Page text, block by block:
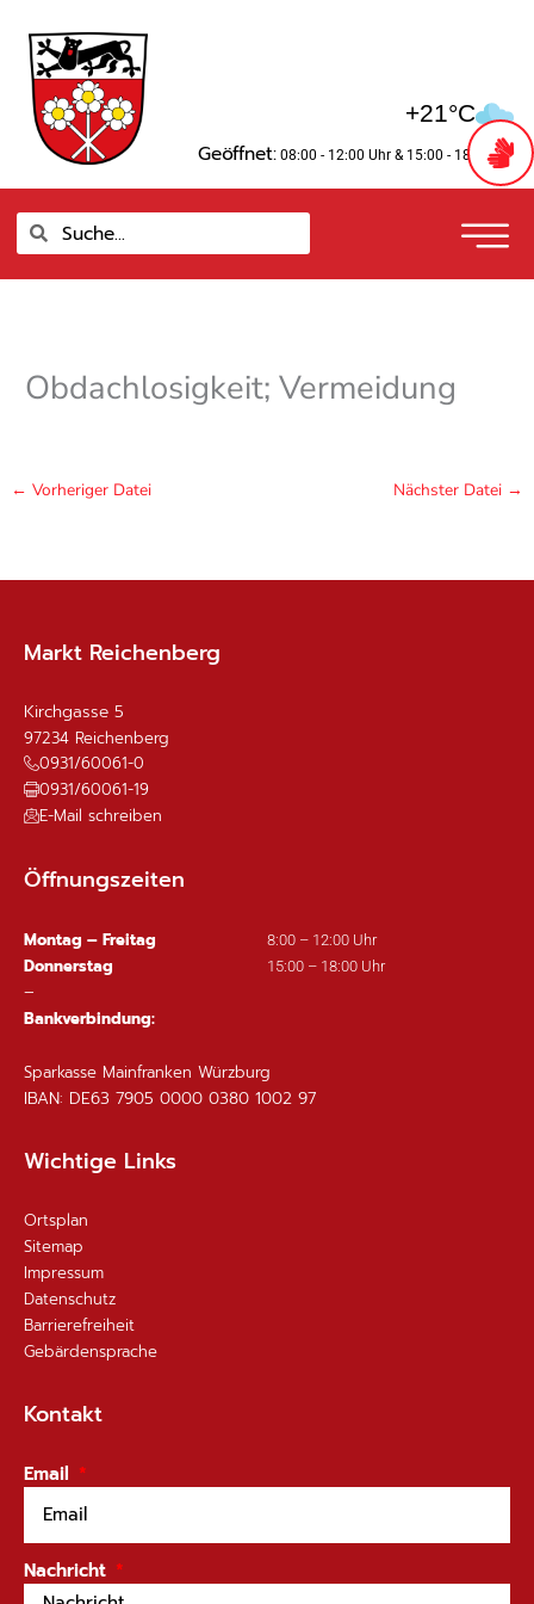
Inhalt
springen
+21°C
Geöffnet: 08:00 - 12:00 Uhr & 15:00 - 18:00 Uhr
SucheSuche
Obdachlosigkeit; Vermeidung
← Vorheriger Datei Nächster Datei →
Markt Reichenberg
Kirchgasse 5
97234 Reichenberg
0931/60061-0
0931/60061-19
E-Mail schreiben
Öffnungszeiten
Montag – Freitag 8:00 – 12:00 Uhr
Donnerstag 15:00 – 18:00 Uhr
–
Bankverbindung:
Sparkasse Mainfranken Würzburg
IBAN: DE63 7905 0000 0380 1002 97
Wichtige Links
Ortsplan
Sitemap
Impressum
Datenschutz
Barrierefreiheit
Gebärdensprache
Kontakt
Email
Nachricht